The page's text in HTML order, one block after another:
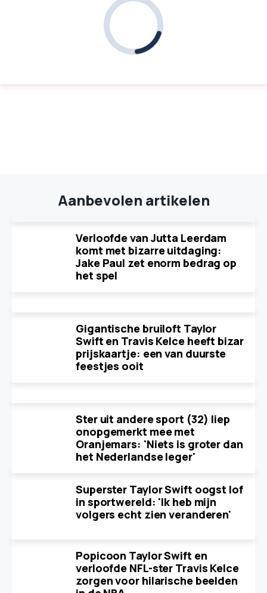
Aanbevolen artikelen
Verloofde van Jutta Leerdam
komt met bizarre uitdaging:
Jake Paul zet enorm bedrag op
het spel
Gigantische bruiloft Taylor
Swift en Travis Kelce heeft bizar
prijskaartje: een van duurste
feestjes ooit
Ster uit andere sport (32) liep
onopgemerkt mee met
Oranjemars: 'Niets is groter dan
het Nederlandse leger'
Superster Taylor Swift oogst lof
in sportwereld: 'Ik heb mijn
volgers echt zien veranderen'
Popicoon Taylor Swift en
verloofde NFL-ster Travis Kelce
zorgen voor hilarische beelden